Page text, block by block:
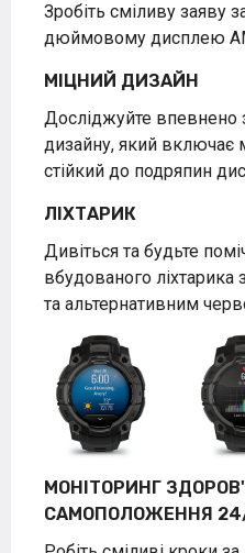
Зробіть сміливу заяву
дюймовому дисплею
МІЦНИЙ ДИЗАЙН
Досліджуйте впевнено
дизайну, який включає
стійкий до подряпин
ЛІХТАРИК
Дивіться та будьте
вбудованого ліхтарика
та альтернативним
МОНІТОРИНГ
САМОПОЛОЖЕННЯ